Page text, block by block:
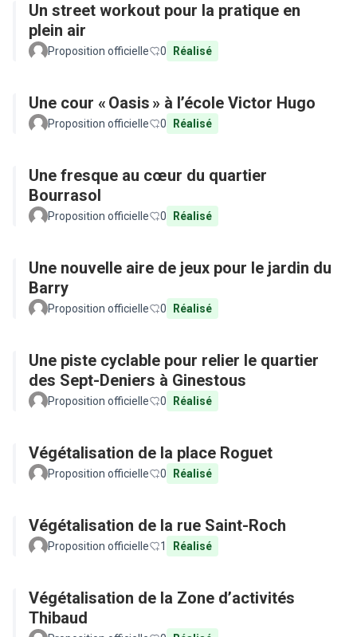
Un street workout pour la pratique en
plein air
Proposition officielle 0 Réalisé
Une cour « Oasis » à l’école Victor Hugo
Proposition officielle 0 Réalisé
Une fresque au cœur du quartier
Bourrasol
Proposition officielle 0 Réalisé
Une nouvelle aire de jeux pour le jardin du
Barry
Proposition officielle 0 Réalisé
Une piste cyclable pour relier le quartier
des Sept-Deniers à Ginestous
Proposition officielle 0 Réalisé
Végétalisation de la place Roguet
Proposition officielle 0 Réalisé
Végétalisation de la rue Saint-Roch
Proposition officielle 1 Réalisé
Végétalisation de la Zone d’activités
Thibaud